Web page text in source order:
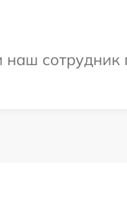
сотрудник